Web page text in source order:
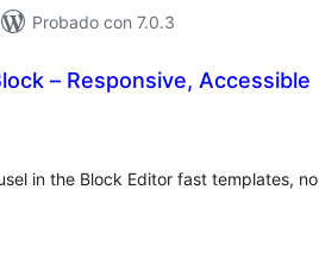
Probado con 7.0.3
– Responsive, Accessible
in the Block Editor fast templates, no